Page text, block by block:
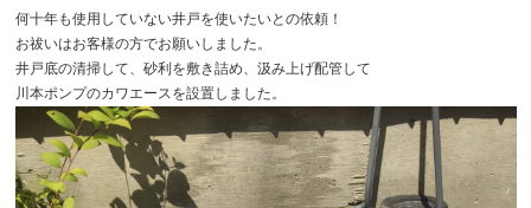
何十年も使用していない井戸を使いたいとの依頼！
お祓いはお客様の方でお願いしました。
井戸底の清掃して、砂利を敷き詰め、汲み上げ配管して
川本ポンプのカワエースを設置しました。